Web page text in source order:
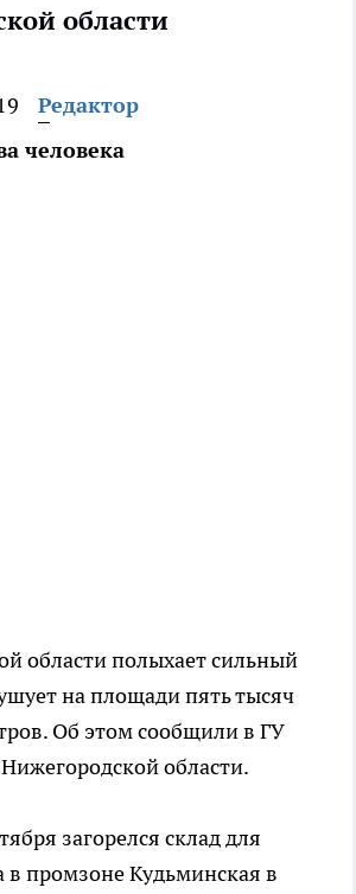
области
Редактор
человека
области полыхает сильный
на площади пять тысяч
Об этом сообщили в ГУ
области.
загорелся склад для
в промзоне Кудьминская в